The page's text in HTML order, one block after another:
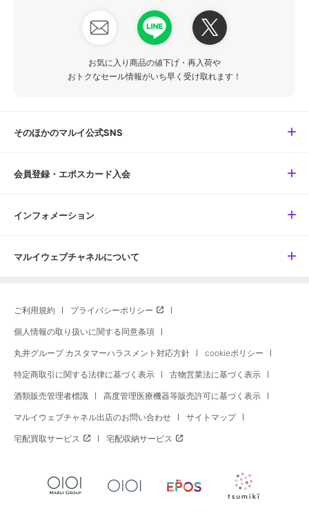
お気に入り商品の値下げ・再入荷や
おトクなセール情報がいち早く受け取れます！
そのほかのマルイ公式SNS
会員登録・エポスカード入会
インフォメーション
マルイウェブチャネルについて
ご利用規約 プライバシーポリシー
個人情報の取り扱いに関する同意条項
丸井グループ カスタマーハラスメント対応方針 cookieポリシー
特定商取引に関する法律に基づく表示 古物営業法に基づく表示
酒類販売管理者標識 高度管理医療機器等販売許可に基づく表示
マルイウェブチャネル出店のお問い合わせ サイトマップ
宅配買取サービス 宅配収納サービス